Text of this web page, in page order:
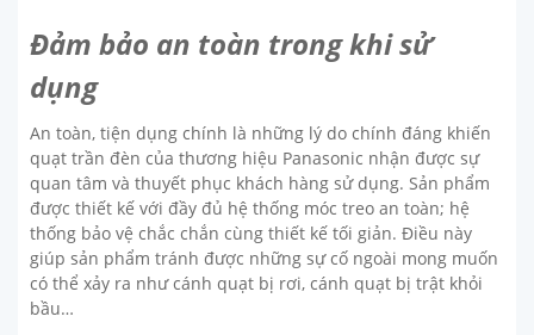
Đảm bảo an toàn trong khi sử
dụng
An toàn, tiện dụng chính là những lý do chính đáng khiến
quạt trần đèn của thương hiệu Panasonic nhận được sự
quan tâm và thuyết phục khách hàng sử dụng. Sản phẩm
được thiết kế với đầy đủ hệ thống móc treo an toàn; hệ
thống bảo vệ chắc chắn cùng thiết kế tối giản. Điều này
giúp sản phẩm tránh được những sự cố ngoài mong muốn
có thể xảy ra như cánh quạt bị rơi, cánh quạt bị trật khỏi
bầu…